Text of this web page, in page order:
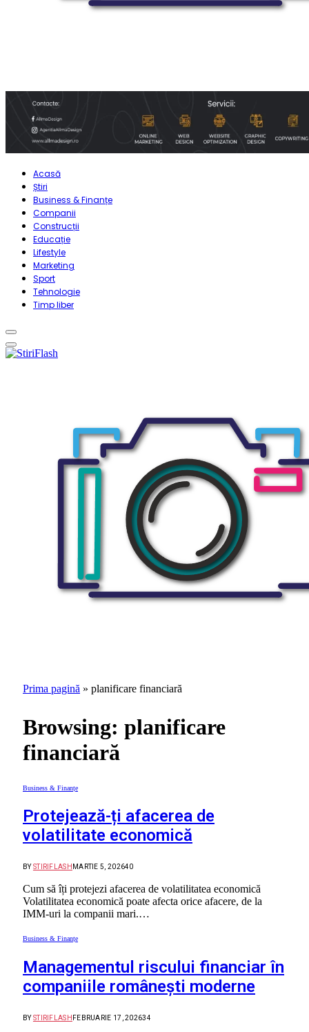
Acasă
Știri
Business & Finanțe
Companii
Construcții
Educație
Lifestyle
Marketing
Sport
Tehnologie
Timp liber
Prima pagină » planificare financiară
Browsing: planificare
financiară
Business & Finanțe
Protejează-ți afacerea de
volatilitate economică
BY STIRIFLASH MARTIE 5, 202640
Cum să îți protejezi afacerea de volatilitatea economică
Volatilitatea economică poate afecta orice afacere, de la
IMM-uri la companii mari.…
Business & Finanțe
Managementul riscului financiar în
companiile românești moderne
BY STIRIFLASH FEBRUARIE 17, 202634